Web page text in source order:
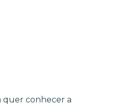
quer conhecer a